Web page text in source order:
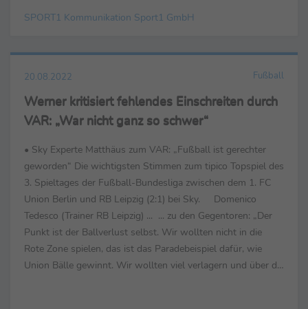
SPORT1 Kommunikation Sport1 GmbH
20.08.2022 Fußball
Werner kritisiert fehlendes Einschreiten durch
VAR: „War nicht ganz so schwer“
• Sky Experte Matthäus zum VAR: „Fußball ist gerechter
geworden“ Die wichtigsten Stimmen zum tipico Topspiel des
3. Spieltages der Fußball-Bundesliga zwischen dem 1. FC
Union Berlin und RB Leipzig (2:1) bei Sky. Domenico
Tedesco (Trainer RB Leipzig) ... ... zu den Gegentoren: „Der
Punkt ist der Ballverlust selbst. Wir wollten nicht in die
Rote Zone spielen, das ist das Paradebeispiel dafür, wie
Union Bälle gewinnt. Wir wollten viel verlagern und über die